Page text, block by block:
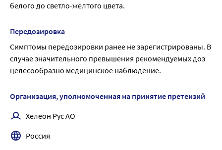
звена иммунитета (активация синтеза иммуноглобулина
Bifidobacterium longum обладает высокой
выживаемостью в кишечнике человека и высокой
скоростью роста. Включение в препарат апатогенного
энтерококка Enterococcus faecium, колонизирующего в
норме тонкий кишечник, позволяет оказывать
пищеварительные функции не только толстого, но и
тонкого кишечника, особенно при наличии бродильной
белого до светло-желтого цвета.
Передозировка
Симптомы передозировки ранее не зарегистрированы. В
случае значительного превышения рекомендуемых доз
целесообразно медицинское наблюдение.
Организация, уполномоченная на принятие претензий
Хелеон Рус АО
Россия